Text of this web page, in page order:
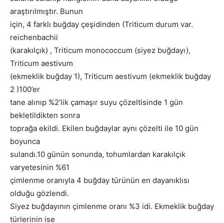
araştırılmıştır. Bunun
için, 4 farklı buğday çeşidinden (Triticum durum var.
reichenbachii
(karakılçık) , Triticum monococcum (siyez buğdayı),
Triticum aestivum
(ekmeklik buğday 1), Triticum aestivum (ekmeklik buğday
2 )100’er
tane alınıp %2’lik çamaşır suyu çözeltisinde 1 gün
bekletildikten sonra
toprağa ekildi. Ekilen buğdaylar aynı çözelti ile 10 gün
boyunca
sulandı.10 günün sonunda, tohumlardan karakılçık
varyetesinin %61
çimlenme oranıyla 4 buğday türünün en dayanıklısı
olduğu gözlendi.
Siyez buğdayının çimlenme oranı %3 idi. Ekmeklik buğday
türlerinin ise